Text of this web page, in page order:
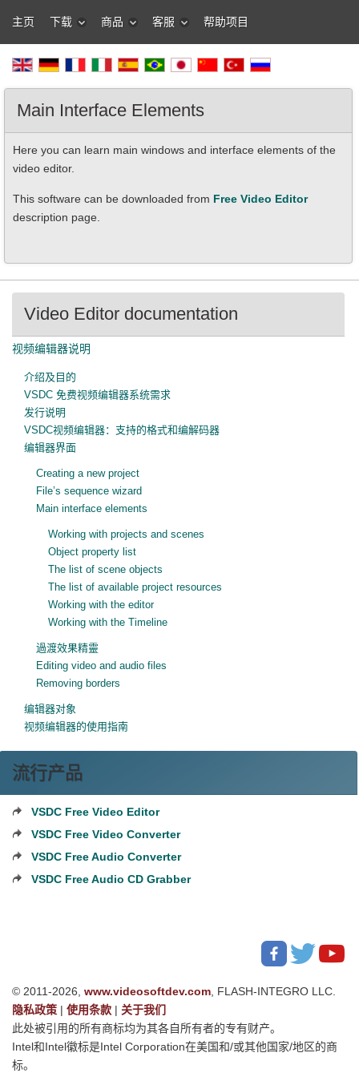
主页 下载 商品 客服 帮助项目
Main Interface Elements
Here you can learn main windows and interface elements of the
video editor.
This software can be downloaded from Free Video Editor
description page.
Video Editor documentation
视频编辑器说明
介绍及目的
VSDC 免费视频编辑器系统需求
发行说明
VSDC视频编辑器：支持的格式和编解码器
编辑器界面
Creating a new project
File’s sequence wizard
Main interface elements
Working with projects and scenes
Object property list
The list of scene objects
The list of available project resources
Working with the editor
Working with the Timeline
過渡效果精靈
Editing video and audio files
Removing borders
编辑器对象
视频编辑器的使用指南
流行产品
VSDC Free Video Editor
VSDC Free Video Converter
VSDC Free Audio Converter
VSDC Free Audio CD Grabber
© 2011-2026, www.videosoftdev.com , FLASH-INTEGRO LLC.
隐私政策 | 使用条款 | 关于我们
此处被引用的所有商标均为其各自所有者的专有财产。
Intel和Intel徽标是Intel Corporation在美国和/或其他国家/地区的商
标。